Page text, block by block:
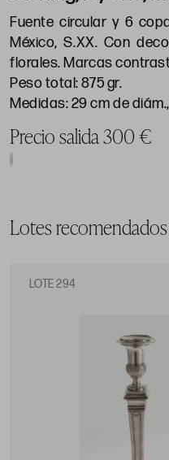
Fuente circular y 6
México, S.XX. Con
florales. Marcas
Peso total: 875 gr.
Medidas: 29 cm de
Precio salida 300 €
Lotes recomendados
LOTE 294